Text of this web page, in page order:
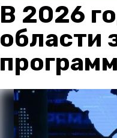
В 2026
области